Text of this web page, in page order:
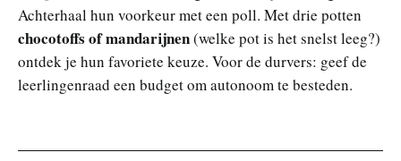
Achterhaal hun voorkeur met een poll. Met drie potten
chocotoffs of mandarijnen(welke pot is het snelst leeg?)
ontdek je hun favoriete keuze. Voor de durvers: geef de
leerlingenraad een budget om autonoom te besteden.